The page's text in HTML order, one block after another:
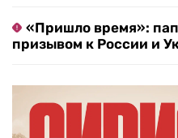
«Пришло время»:
призывом к России и